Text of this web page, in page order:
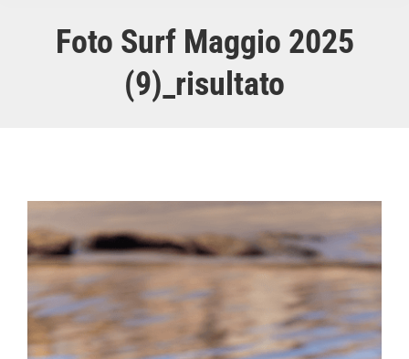
Foto Surf Maggio 2025
(9)_risultato